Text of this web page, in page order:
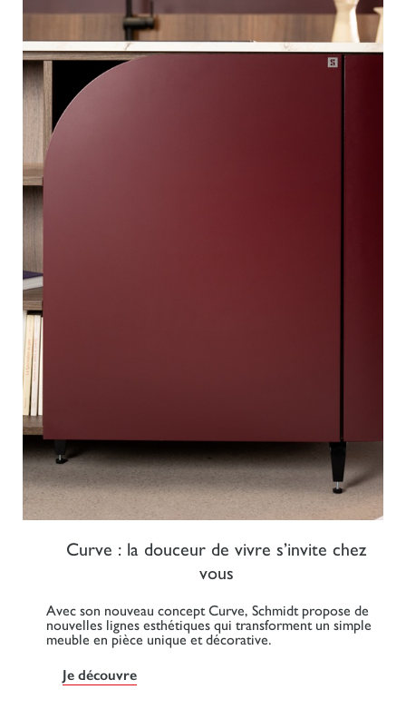
Curve : la douceur de vivre s’invite chez
vous
Avec son nouveau concept Curve, Schmidt propose de
nouvelles lignes esthétiques qui transforment un simple
meuble en pièce unique et décorative.
Je découvre